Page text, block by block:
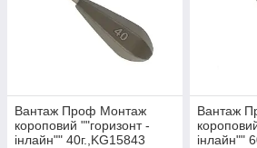
Вантаж Проф Монтаж
короповий ""горизонт -
інлайн"" 40г.,KG15843
Вантаж
інлайн""